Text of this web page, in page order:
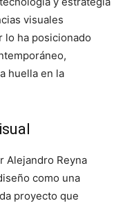
visuales
lo ha posicionado
huella en la
Alejandro Reyna
como una
proyecto que